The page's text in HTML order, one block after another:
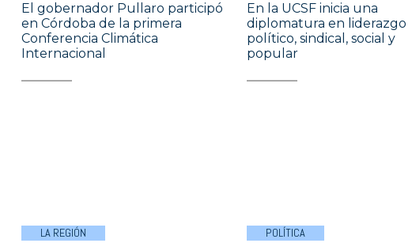
El gobernador Pullaro participó
en Córdoba de la primera
Conferencia Climática
Internacional
En la UCSF inicia una
diplomatura en liderazgo
político, sindical, social y
popular
LA REGIÓN POLÍTICA